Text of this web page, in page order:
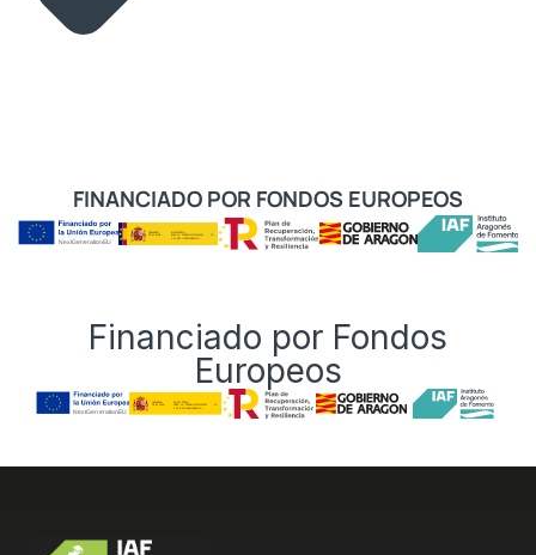
FINANCIADO POR FONDOS EUROPEOS
Financiado por Fondos
Europeos